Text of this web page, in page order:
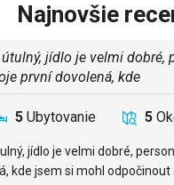
Najnovšie
jídlo je velmi dobré,
první dovolená, kde
5 Ubytovanie 5
jídlo je velmi dobré,
kde jsem si mohl odpočinout